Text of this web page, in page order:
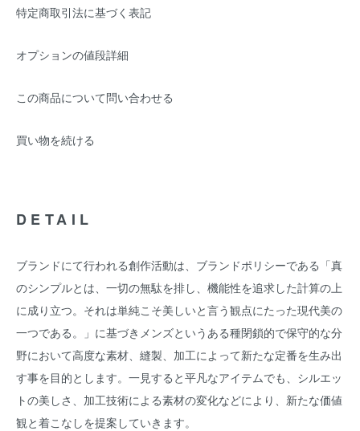
特定商取引法に基づく表記
オプションの値段詳細
この商品について問い合わせる
買い物を続ける
DETAIL
ブランドにて行われる創作活動は、ブランドポリシーである「真
のシンプルとは、一切の無駄を排し、機能性を追求した計算の上
に成り立つ。それは単純こそ美しいと言う観点にたった現代美の
一つである。」に基づきメンズというある種閉鎖的で保守的な分
野において高度な素材、縫製、加工によって新たな定番を生み出
す事を目的とします。一見すると平凡なアイテムでも、シルエッ
トの美しさ、加工技術による素材の変化などにより、新たな価値
観と着こなしを提案していきます。